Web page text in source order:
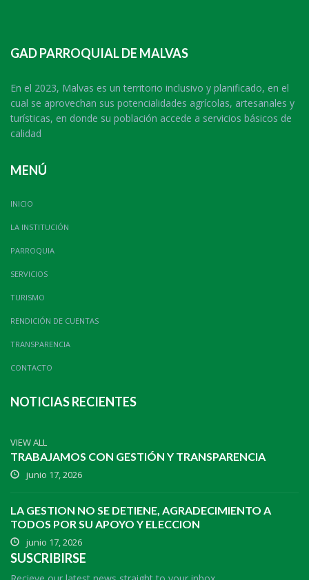
GAD PARROQUIAL DE MALVAS
En el 2023, Malvas es un territorio inclusivo y planificado, en el
cual se aprovechan sus potencialidades agrícolas, artesanales y
turísticas, en donde su población accede a servicios básicos de
calidad
MENÚ
INICIO
LA INSTITUCIÓN
PARROQUIA
SERVICIOS
TURISMO
RENDICIÓN DE CUENTAS
TRANSPARENCIA
CONTACTO
NOTICIAS RECIENTES
VIEW ALL
TRABAJAMOS CON GESTIÓN Y TRANSPARENCIA
junio 17, 2026
LA GESTION NO SE DETIENE, AGRADECIMIENTO A
TODOS POR SU APOYO Y ELECCION
junio 17, 2026
SUSCRIBIRSE